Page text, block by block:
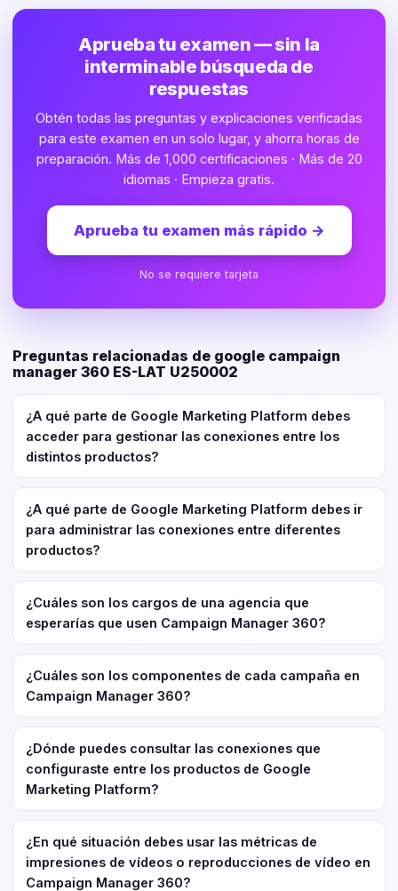
Aprueba tu examen — sin la
interminable búsqueda de
respuestas
Obtén todas las preguntas y explicaciones verificadas
para este examen en un solo lugar, y ahorra horas de
preparación. Más de 1,000 certificaciones · Más de 20
idiomas · Empieza gratis.
Aprueba tu examen más rápido →
No se requiere tarjeta
Preguntas relacionadas de google campaign
manager 360 ES-LAT U250002
¿A qué parte de Google Marketing Platform debes
acceder para gestionar las conexiones entre los
distintos productos?
¿A qué parte de Google Marketing Platform debes ir
para administrar las conexiones entre diferentes
productos?
¿Cuáles son los cargos de una agencia que
esperarías que usen Campaign Manager 360?
¿Cuáles son los componentes de cada campaña en
Campaign Manager 360?
¿Dónde puedes consultar las conexiones que
configuraste entre los productos de Google
Marketing Platform?
¿En qué situación debes usar las métricas de
impresiones de vídeos o reproducciones de vídeo en
Campaign Manager 360?